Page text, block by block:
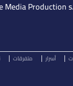
أسرار متفرقات